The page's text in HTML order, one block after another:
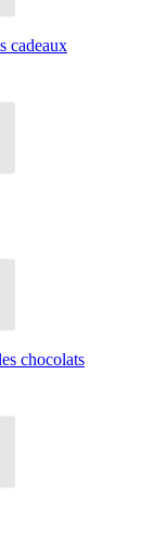
cadeaux
chocolats